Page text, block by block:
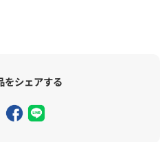
をシェアする